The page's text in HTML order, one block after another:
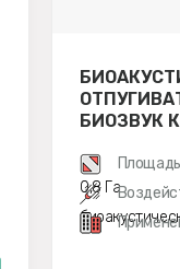
БИОЗВУК
0,8 Га